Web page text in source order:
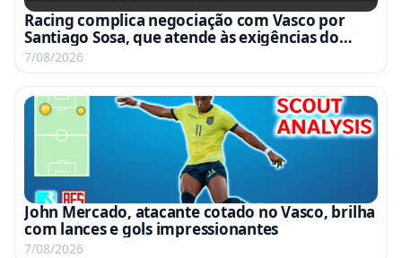
Racing complica negociação com Vasco por
Santiago Sosa, que atende às exigências do
clube argentino
7/08/2026
John Mercado, atacante cotado no Vasco, brilha
com lances e gols impressionantes
7/08/2026